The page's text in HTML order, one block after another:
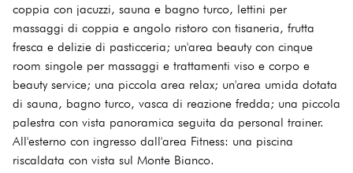
coppia con jacuzzi, sauna e bagno turco, lettini per
massaggi di coppia e angolo ristoro con tisaneria, frutta
fresca e delizie di pasticceria; un'area beauty con cinque
room singole per massaggi e trattamenti viso e corpo e
beauty service; una piccola area relax; un'area umida dotata
di sauna, bagno turco, vasca di reazione fredda; una piccola
palestra con vista panoramica seguita da personal trainer.
All'esterno con ingresso dall'area Fitness: una piscina
riscaldata con vista sul Monte Bianco.